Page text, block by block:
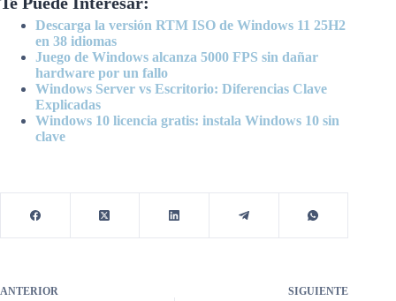
Descarga la versión RTM ISO de Windows 11 25H2
en 38 idiomas
Juego de Windows alcanza 5000 FPS sin dañar
hardware por un fallo
Windows Server vs Escritorio: Diferencias Clave
Explicadas
Windows 10 licencia gratis: instala Windows 10 sin
clave
ANTERIOR SIGUIENTE